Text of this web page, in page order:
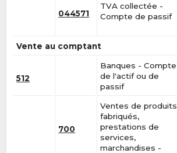
044571
TVA collectée -
Compte de passif
Vente au comptant
512
Banques - Compte
de l'actif ou de
passif
700
Ventes de produits
fabriqués,
prestations de
services,
marchandises -